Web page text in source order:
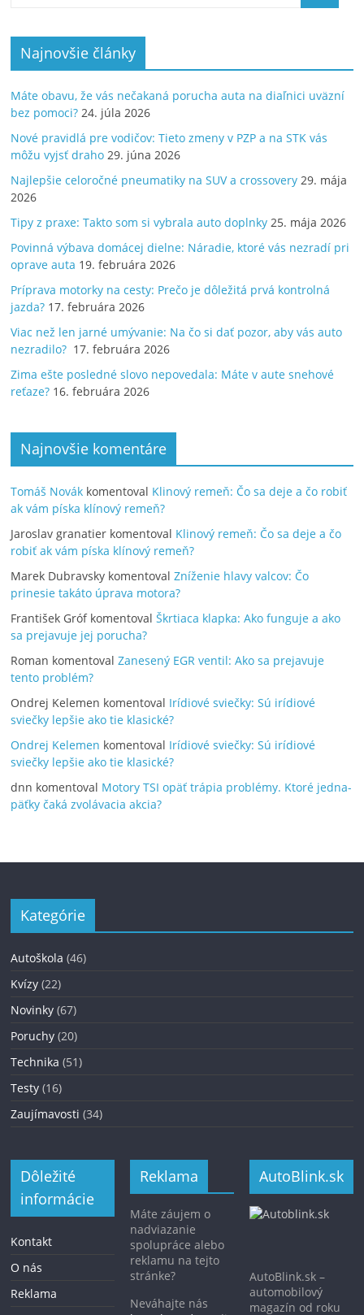
Najnovšie články
Máte obavu, že vás nečakaná porucha auta na diaľnici uväzní
bez pomoci? 24. júla 2026
Nové pravidlá pre vodičov: Tieto zmeny v PZP a na STK vás
môžu vyjsť draho 29. júna 2026
Najlepšie celoročné pneumatiky na SUV a crossovery 29. mája
2026
Tipy z praxe: Takto som si vybrala auto doplnky 25. mája 2026
Povinná výbava domácej dielne: Náradie, ktoré vás nezradí pri
oprave auta 19. februára 2026
Príprava motorky na cesty: Prečo je dôležitá prvá kontrolná
jazda? 17. februára 2026
Viac než len jarné umývanie: Na čo si dať pozor, aby vás auto
nezradilo? 17. februára 2026
Zima ešte posledné slovo nepovedala: Máte v aute snehové
reťaze? 16. februára 2026
Najnovšie komentáre
Tomáš Novák komentoval Klinový remeň: Čo sa deje a čo robiť
ak vám píska klínový remeň?
Jaroslav granatier komentoval Klinový remeň: Čo sa deje a čo
robiť ak vám píska klínový remeň?
Marek Dubravsky komentovalZníženie hlavy valcov: Čo
prinesie takáto úprava motora?
František GrófkomentovalŠkrtiaca klapka: Ako funguje a ako
sa prejavuje jej porucha?
Roman komentovalZanesený EGR ventil: Ako sa prejavuje
tento problém?
Ondrej Kelemen komentoval Irídiové sviečky: Sú irídiové
sviečky lepšie ako tie klasické?
Ondrej Kelemen komentoval Irídiové sviečky: Sú irídiové
sviečky lepšie ako tie klasické?
dnn komentoval Motory TSI opäť trápia problémy. Ktoré jedna-
päťky čaká zvolávacia akcia?
Kategórie
Autoškola (46)
Kvízy (22)
Novinky (67)
Poruchy (20)
Technika (51)
Testy (16)
Zaujímavosti (34)
Dôležité
informácie
Kontakt
O nás
Reklama
Reklama
Máte záujem o
nadviazanie
spolupráce alebo
reklamu na tejto
stránke?
Neváhajte nás
AutoBlink.sk
AutoBlink.sk –
automobilový
magazín od roku